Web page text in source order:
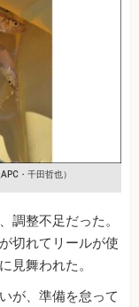
・千田哲也）
調整不足だった。
切れてリールが使
見舞われた。
が、準備を怠って